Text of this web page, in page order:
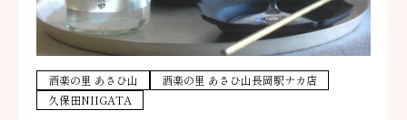
酒楽の里 あさひ山
酒楽の里 あさひ山長岡駅ナカ店
久保田NIIGATA